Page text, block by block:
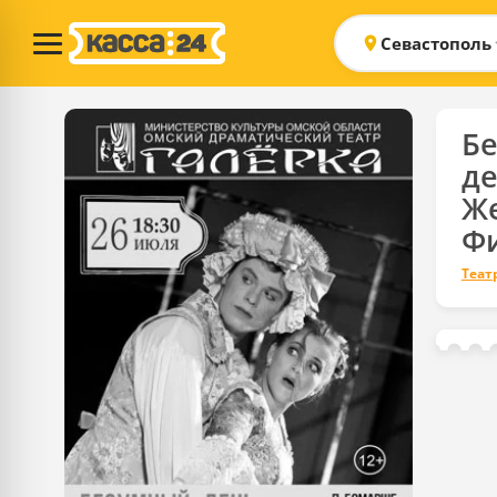
Севастополь